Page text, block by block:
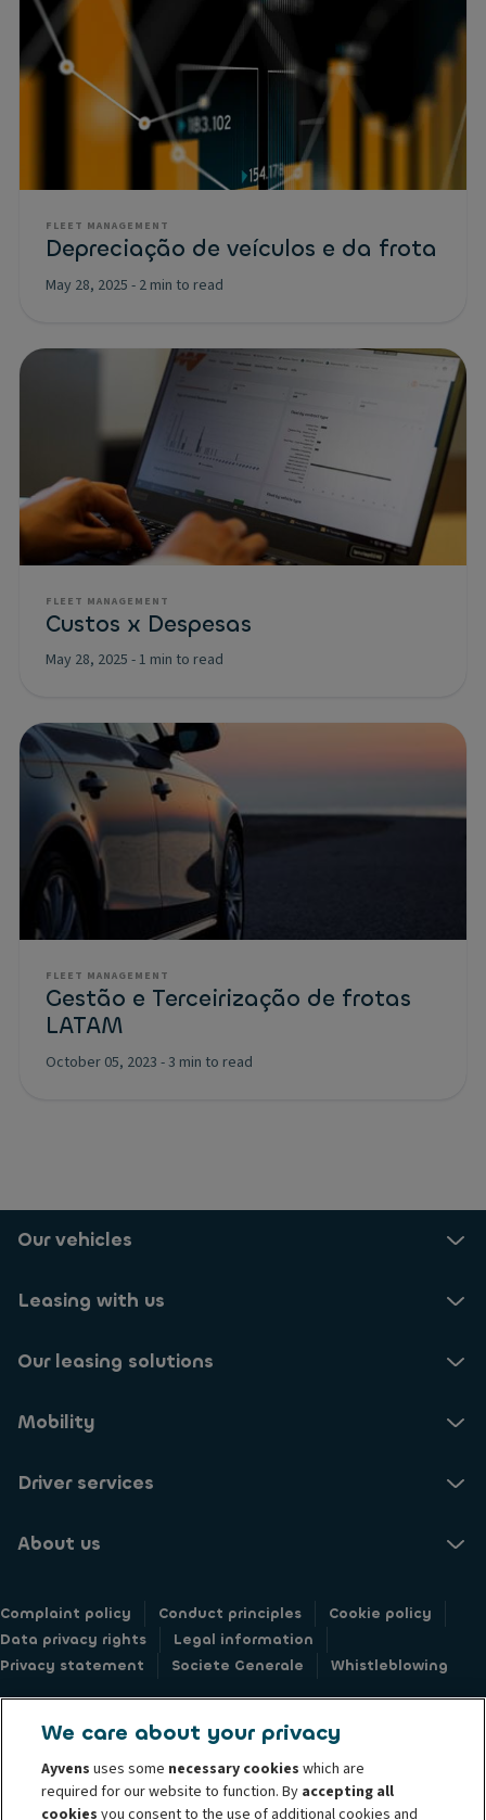
FLEET MANAGEMENT
Depreciação de veículos e da frota
May 28, 2025 - 2 min to read
FLEET MANAGEMENT
Custos x Despesas
May 28, 2025 - 1 min to read
FLEET MANAGEMENT
Gestão e Terceirização de frotas
LATAM
October 05, 2023 -3 min to read
Our vehicles
Leasing with us
Our leasing solutions
Mobility
Driver services
About us
Complaint policy Conduct principles
Cookie policy
Data privacy rights
Legal information
Privacy statement
Societe Generale Whistleblowing
© 2026 Ayvens Group is a leading global sustainable mobility player
providing full-service leasing, flexible subscription services, fleet
We care about your privacy
Ayvens uses some necessary cookies which are
required for our website to function. By accepting all
cookiesyou consent to the use of additional cookies and